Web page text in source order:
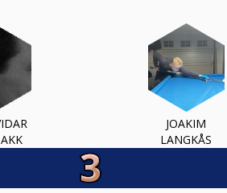
JOAKIM
LANGKÅS